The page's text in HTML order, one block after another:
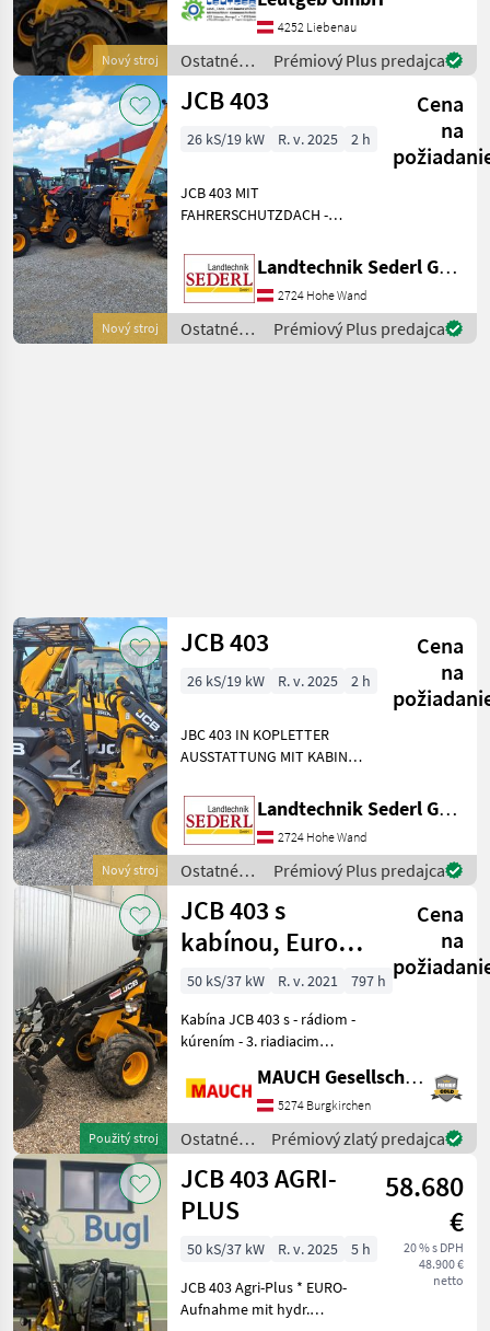
Nový stroj
Hoflader, Baujahr 2025, ist
ein beeindruckendes
Beispiel für moderne Landt
4252 Liebenau
Ostatné
poľnohospodárske
silové
JCB
Prémiový Plus predajca
Nový stroj
JCB 403
Cena
na
26 kS/19 kW R. v. 2025 2 h
JCB 403 MIT
FAHRERSCHUTZDACH -
DOPPELWRIKENDES STG
VORNE - 3.STEUERKREIS ;
EUROAUFNAHME ; Palivo: ,
Náhradný hydraulický kruh,
Vodičská kabína, Rýchlo stri
Landtechnik Sederl GmbH
2724 Hohe Wand
Ostatné
poľnohospodárske
Prémiový Plus predajca
Nový stroj
JCB 403
Cena
na
26 kS/19 kW R. v. 2025 2 h
JBC 403 IN KOPLETTER
AUSSTATTUNG MIT KABINE
ERHÖHE HUBHÖHE ;
RÜCKLAUF VORNE UND 2X
DW VORNE 3 M HUBHÖHE ;
EUROAUFNAHME ; 20KM/H
VERSION
Landtechnik Sederl GmbH
2724 Hohe Wand
Ostatné
poľnohospodárske
silové
stroje /
JCB
Prémiový Plus predajca
Použitý stroj
JCB 403 s
kabínou, Euro,
50 PS, veľký
zdvih
Cena
na
50 kS/37 kW R. v. 2021
797 h
Kabína JCB 403 s - rádiom -
kúrením - 3. riadiacim
uchytením Euro - 50 PS -
široké pneumatiky -
zdvihacie rameno High Lift -
osvetlenie - pr
MAUCH Gesellschaft m.b.H. & Co.KG
5274 Burgkirchen
Ostatné
poľnohospodárske
silové
stroje /
JCB
Prémiový zlatý predajca
JCB 403 AGRI-
PLUS
58.680
€
20 % s DPH
48.900 €
netto
50 kS/37 kW R. v. 2025
5 h
JCB 403 Agri-Plus * EURO-
Aufnahme mit hydr.